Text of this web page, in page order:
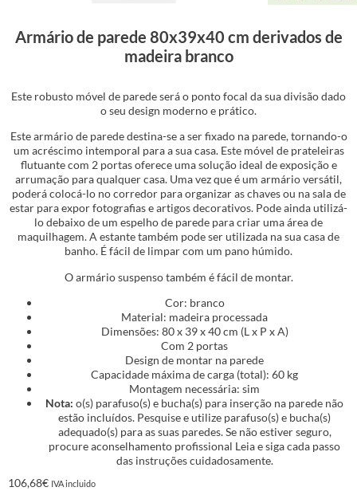
Armário de parede 80x39x40 cm derivados de
madeira branco
Este robusto móvel de parede será o ponto focal da sua divisão dado
o seu design moderno e prático.
Este armário de parede destina-se a ser fixado na parede, tornando-o
um acréscimo intemporal para a sua casa. Este móvel de prateleiras
flutuante com 2 portas oferece uma solução ideal de exposição e
arrumação para qualquer casa. Uma vez que é um armário versátil,
poderá colocá-lo no corredor para organizar as chaves ou na sala de
estar para expor fotografias e artigos decorativos. Pode ainda utilizá-
lo debaixo de um espelho de parede para criar uma área de
maquilhagem. A estante também pode ser utilizada na sua casa de
banho. É fácil de limpar com um pano húmido.
O armário suspenso também é fácil de montar.
Cor: branco
Material: madeira processada
Dimensões: 80 x 39 x 40 cm (L x P x A)
Com 2 portas
Design de montar na parede
Capacidade máxima de carga (total): 60 kg
Montagem necessária: sim
Nota: o(s) parafuso(s) e bucha(s) para inserção na parede não
estão incluídos. Pesquise e utilize parafuso(s) e bucha(s)
adequado(s) para as suas paredes. Se não estiver seguro,
procure aconselhamento profissional Leia e siga cada passo
das instruções cuidadosamente.
106,68€ IVA incluido